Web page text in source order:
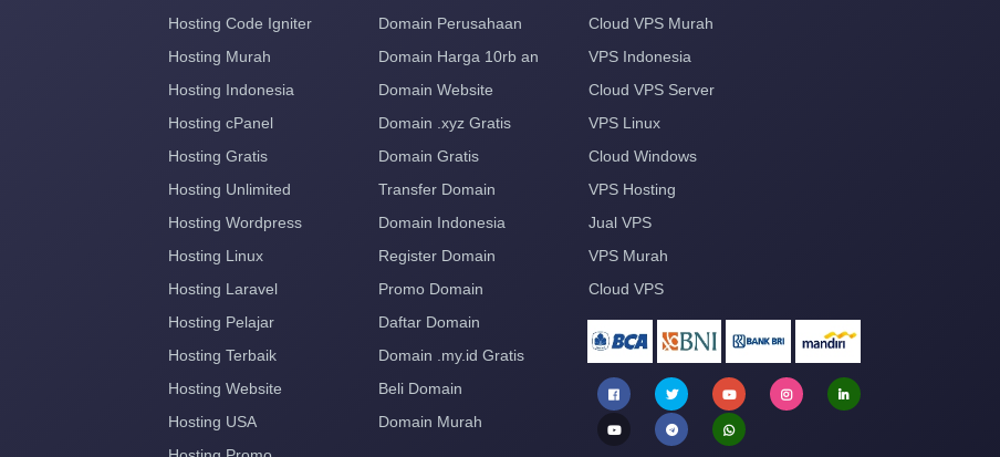
Hosting Code Igniter
Hosting Murah
Hosting Indonesia
Hosting cPanel
Hosting Gratis
Hosting Unlimited
Hosting Wordpress
Hosting Linux
Hosting Laravel
Hosting Pelajar
Hosting Terbaik
Hosting Website
Hosting USA
Domain Perusahaan
Domain Harga 10rb an
Domain Website
Domain .xyz Gratis
Domain Gratis
Transfer Domain
Domain Indonesia
Register Domain
Promo Domain
Daftar Domain
Domain .my.id Gratis
Beli Domain
Domain Murah
Cloud VPS Murah
VPS Indonesia
Cloud VPS Server
VPS Linux
Cloud Windows
VPS Hosting
Jual VPS
VPS Murah
Cloud VPS